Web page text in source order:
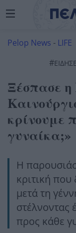
Pelop News - LIFE
#
Ξέσπασε
κρίνουμε
γυναίκα;»
Η
κριτική
μετά τη
προς κάθε